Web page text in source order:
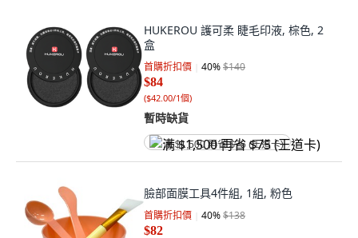
HUKEROU 護可柔 睫毛印液, 棕色, 2
盒
首購折扣價 40%$140
$84
($42.00/1個)
暫時缺貨
满 $1,500 再省 $75 (王道卡)
臉部面膜工具4件組, 1組, 粉色
首購折扣價 40%$138
$82